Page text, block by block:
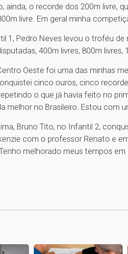
ainda, o recorde dos 200m livre,
livre. Em geral minha
1, Pedro Neves levou o troféu
400m livres, 800m livres,
Oeste foi uma das minhas
cinco ouros, cinco
o que já havia feito no
melhor no Brasileiro. Estou com
Bruno Tito, no Infantil 2,
com o professor Renato e
melhorado meus tempos